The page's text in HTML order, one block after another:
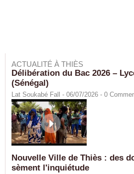
ACTUALITÉ À THIÈS
Délibération du Bac 2026 –
(Sénégal)
Lat Soukabé Fall - 06/07/2026 - 0
Nouvelle Ville de Thiès : des
sèment l'inquiétude